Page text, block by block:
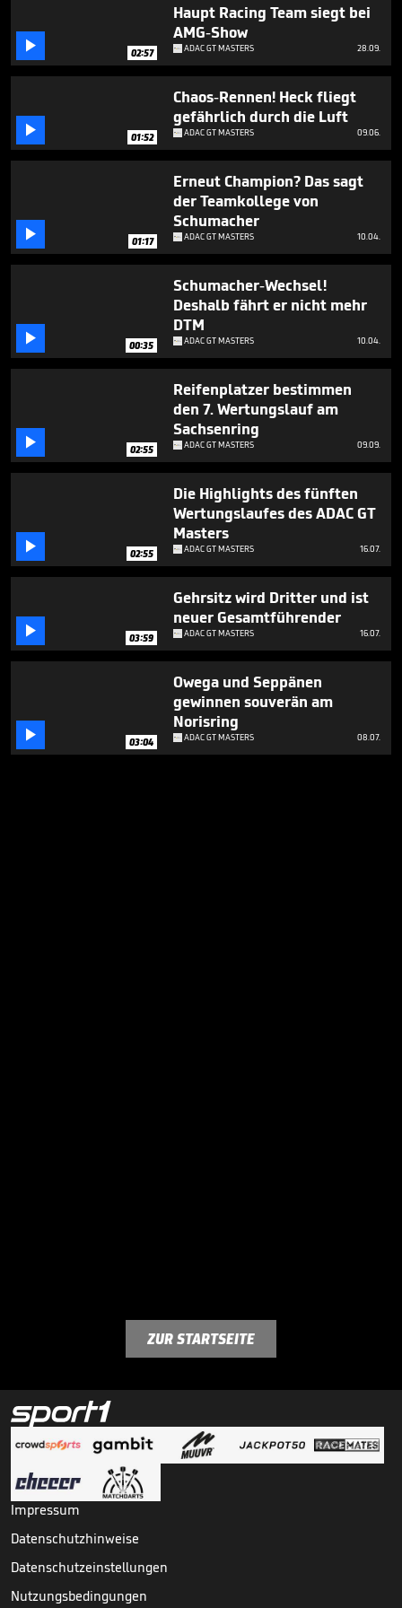
seconds
 02:57
Haupt Racing Team siegt bei
AMG-Show
ADAC GT MASTERS 28.09.
 01:52
Chaos-Rennen! Heck fliegt
gefährlich durch die Luft
ADAC GT MASTERS 09.06.
 01:17
Erneut Champion? Das sagt
der Teamkollege von
Schumacher
ADAC GT MASTERS 10.04.
 00:35
Schumacher-Wechsel!
Deshalb fährt er nicht mehr
DTM
ADAC GT MASTERS 10.04.
 02:55
Reifenplatzer bestimmen
den 7. Wertungslauf am
Sachsenring
ADAC GT MASTERS 09.09.
 02:55
Die Highlights des fünften
Wertungslaufes des ADAC GT
Masters
ADAC GT MASTERS 16.07.
 03:59
Gehrsitz wird Dritter und ist
neuer Gesamtführender
ADAC GT MASTERS 16.07.
 03:04
Owega und Seppänen
gewinnen souverän am
Norisring
ADAC GT MASTERS 08.07.
ZUR STARTSEITE
Impressum
Datenschutzhinweise
Datenschutzeinstellungen
Nutzungsbedingungen